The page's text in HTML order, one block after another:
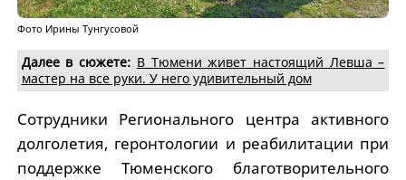
Фото Ирины Тунгусовой
Далее в сюжете: В Тюмени живет настоящий Левша –
мастер на все руки. У него удивительный дом
Сотрудники Регионального центра активного
долголетия, геронтологии и реабилитации при
поддержке Тюменского благотворительного